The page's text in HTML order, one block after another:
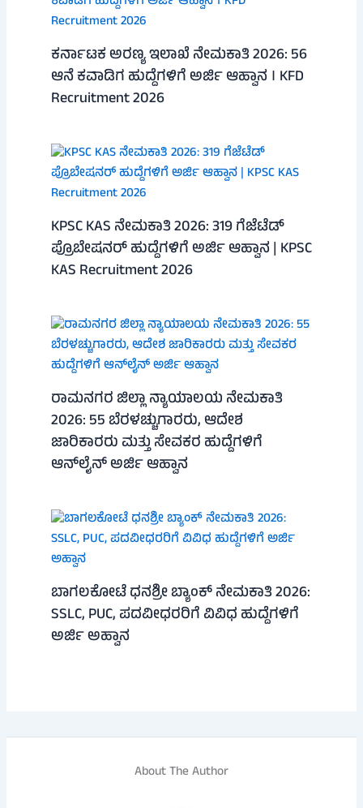
ಕರ್ನಾಟಕ ಅರಣ್ಯ ಇಲಾಖೆ ನೇಮಕಾತಿ 2026: 56
ಆನೆ ಕವಾಡಿಗ ಹುದ್ದೆಗಳಿಗೆ ಅರ್ಜಿ ಆಹ್ವಾನ । KFD
Recruitment 2026
KPSC KAS ನೇಮಕಾತಿ 2026: 319 ಗೆಜೆಟೆಡ್
ಪ್ರೊಬೇಷನರ್ ಹುದ್ದೆಗಳಿಗೆ ಅರ್ಜಿ ಆಹ್ವಾನ | KPSC
KAS Recruitment 2026
ರಾಮನಗರ ಜಿಲ್ಲಾ ನ್ಯಾಯಾಲಯ ನೇಮಕಾತಿ
2026: 55 ಬೆರಳಚ್ಚುಗಾರರು, ಆದೇಶ
ಜಾರಿಕಾರರು ಮತ್ತು ಸೇವಕರ ಹುದ್ದೆಗಳಿಗೆ
ಆನ್‌ಲೈನ್ ಅರ್ಜಿ ಆಹ್ವಾನ
ಬಾಗಲಕೋಟೆ ಧನಶ್ರೀ ಬ್ಯಾಂಕ್ ನೇಮಕಾತಿ 2026:
SSLC, PUC, ಪದವೀಧರರಿಗೆ ವಿವಿಧ ಹುದ್ದೆಗಳಿಗೆ
ಅರ್ಜಿ ಅಹ್ವಾನ
About The Author